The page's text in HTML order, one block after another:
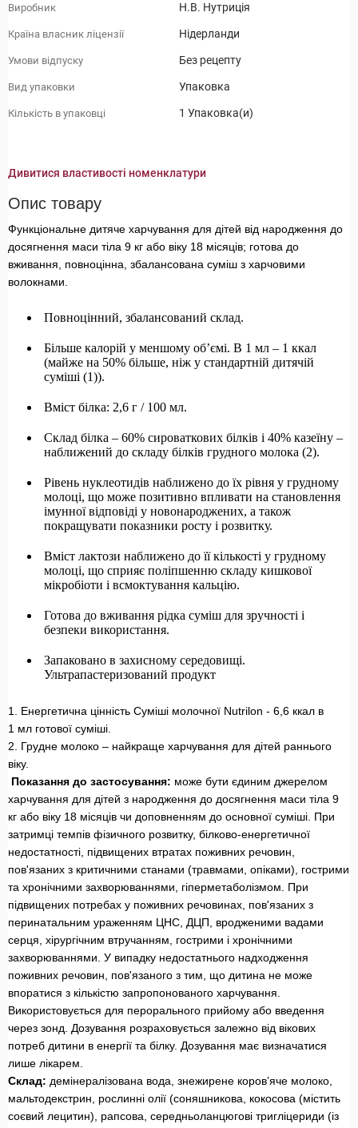
Виробник Н.В. Нутриція
Країна власник ліцензії Нідерланди
Умови відпуску Без рецепту
Вид упаковки Упаковка
Кількість в упаковці 1 Упаковка(и)
Дивитися властивості номенклатури
Опис товару
Функціональне дитяче харчування для дітей від народження до
досягнення маси тіла 9 кг або віку 18 місяців; готова до
вживання, повноцінна, збалансована суміш з харчовими
волокнами.
Повноцінний, збалансований склад.
Більше калорій у меншому об’ємі. В 1 мл – 1 ккал
(майже на 50% більше, ніж у стандартній дитячій
суміші (1)).
Вміст білка: 2,6 г / 100 мл.
Склад білка – 60% сироваткових білків і 40% казеїну –
наближений до складу білків грудного молока (2).
Рівень нуклеотидів наближено до їх рівня у грудному
молоці, що може позитивно впливати на становлення
імунної відповіді у новонароджених, а також
покращувати показники росту і розвитку.
Вміст лактози наближено до її кількості у грудному
молоці, що сприяє поліпшенню складу кишкової
мікробіоти і всмоктування кальцію.
Готова до вживання рідка суміш для зручності і
безпеки використання.
Запаковано в захисному середовищі.
Ультрапастеризований продукт
1. Енергетична цінність Суміші молочної Nutrilon - 6,6 ккал в
1 мл готової суміші.
2. Грудне молоко – найкраще харчування для дітей раннього
віку.
Показання до застосування: може бути єдиним джерелом
харчування для дітей з народження до досягнення маси тіла 9
кг або віку 18 місяців чи доповненням до основної суміші. При
затримці темпів фізичного розвитку, білково-енергетичної
недостатності, підвищених втратах поживних речовин,
пов'язаних з критичними станами (травмами, опіками), гострими
та хронічними захворюваннями, гіперметаболізмом. При
підвищених потребах у поживних речовинах, пов'язаних з
перинатальним ураженням ЦНС, ДЦП, вродженими вадами
серця, хірургічним втручанням, гострими і хронічними
захворюваннями. У випадку недостатнього надходження
поживних речовин, пов'язаного з тим, що дитина не може
впоратися з кількістю запропонованого харчування.
Використовується для перорального прийому або введення
через зонд. Дозування розраховується залежно від вікових
потреб дитини в енергії та білку. Дозування має визначатися
лише лікарем.
Склад: демінералізована вода, знежирене коров’яче молоко,
мальтодекстрин, рослинні олії (соняшникова, кокосова (містить
соєвий лецитин), рапсова, середньоланцюгові тригліцериди (із